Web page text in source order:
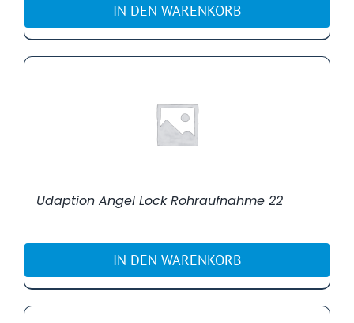
IN DEN WARENKORB
Udaption Angel Lock Rohraufnahme 22
IN DEN WARENKORB